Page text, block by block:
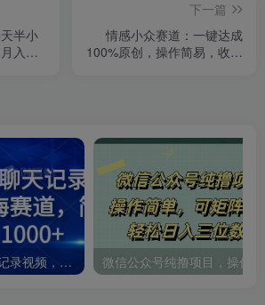
半小
入
下一篇
情感小众赛道：一键达成
100%原创，操作简易，收益
一键生成情感聊天记录视频，视频号蓝海赛道，简单操作日入1000+